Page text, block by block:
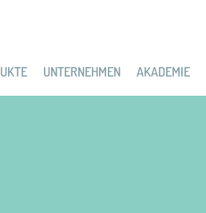
UNTERNEHMEN AKADEMIE